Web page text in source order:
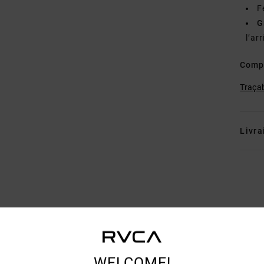
NOTE MOYENNE